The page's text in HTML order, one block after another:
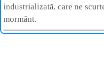
industrializată, care ne
mormânt.